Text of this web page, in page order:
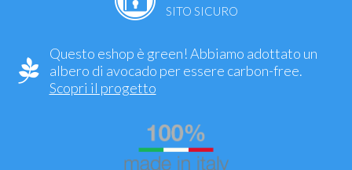
SITO SICURO
Questo eshop è green! Abbiamo adottato un
albero di avocado per essere carbon-free.
Scopri il progetto